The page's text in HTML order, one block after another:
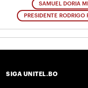
SAMUEL DORIA
PRESIDENTE RODRIGO
SIGA UNITEL.BO